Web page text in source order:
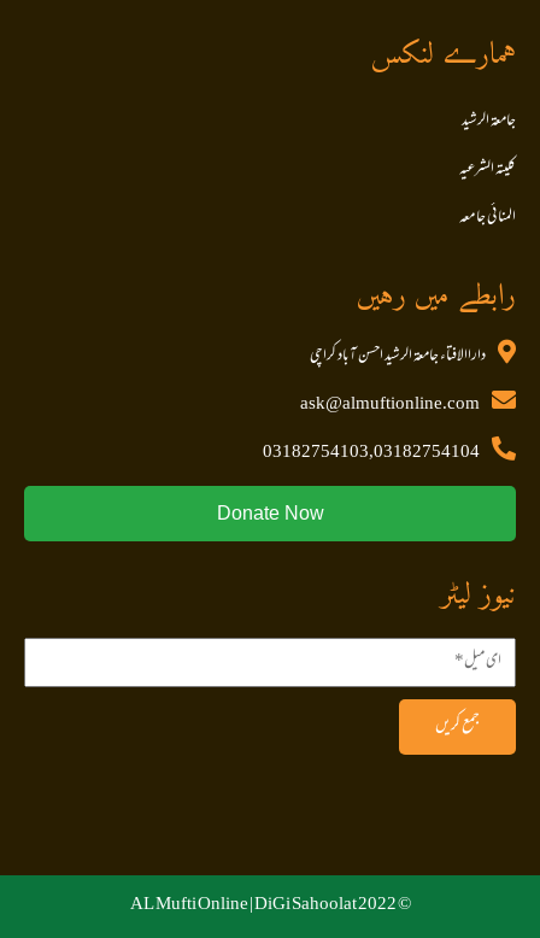
ہمارے لنکس
جامعۃ الرشید
کلیتہ الشرعیہ
المنا ئی جا معہ
رابطے میں رہیں
داراالافتاء جامعۃ الرشید احسن آباد کراچی
ask@almuftionline.com
03182754103,03182754104
Donate Now
نیوز لیٹر
جمع کریں
© 2022 AL Mufti Online |
DiGi Sahoolat